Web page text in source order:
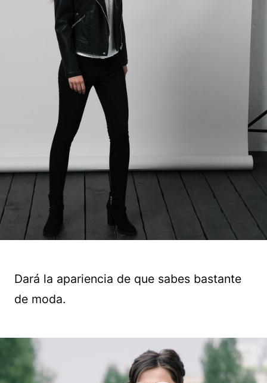
Dará la apariencia de que sabes bastante
de moda.